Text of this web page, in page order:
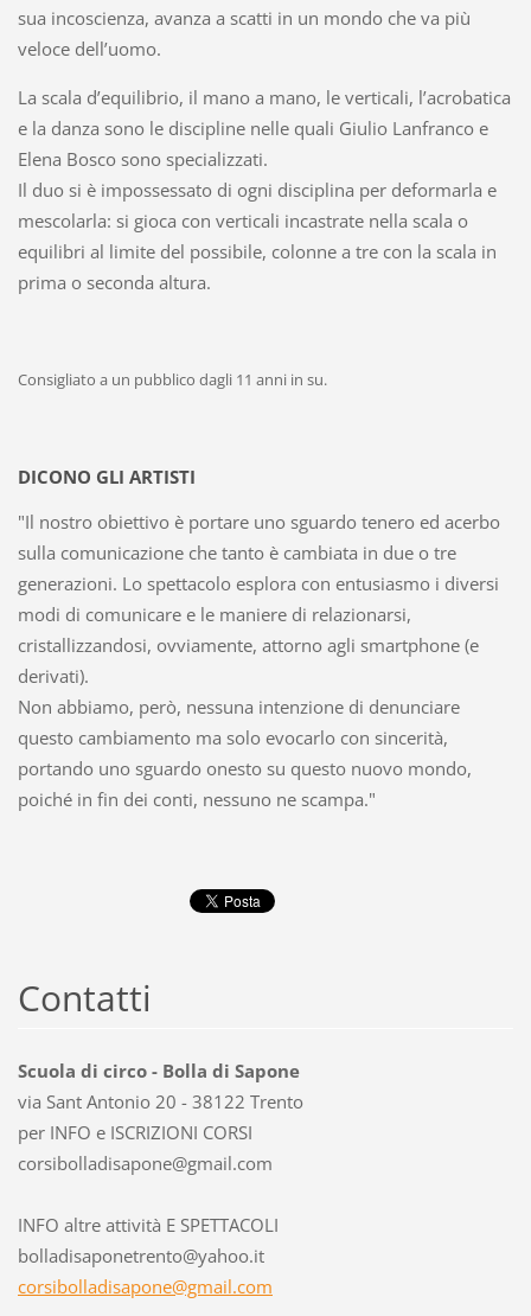
sua incoscienza, avanza a scatti in un mondo che va più
veloce dell’uomo.
La scala d’equilibrio, il mano a mano, le verticali, l’acrobatica
e la danza sono le discipline nelle quali Giulio Lanfranco e
Elena Bosco sono specializzati.
Il duo si è impossessato di ogni disciplina per deformarla e
mescolarla: si gioca con verticali incastrate nella scala o
equilibri al limite del possibile, colonne a tre con la scala in
prima o seconda altura.
Consigliato a un pubblico dagli 11 anni in su.
DICONO GLI ARTISTI
"Il nostro obiettivo è portare uno sguardo tenero ed acerbo
sulla comunicazione che tanto è cambiata in due o tre
generazioni. Lo spettacolo esplora con entusiasmo i diversi
modi di comunicare e le maniere di relazionarsi,
cristallizzandosi, ovviamente, attorno agli smartphone (e
derivati).
Non abbiamo, però, nessuna intenzione di denunciare
questo cambiamento ma solo evocarlo con sincerità,
portando uno sguardo onesto su questo nuovo mondo,
poiché in fin dei conti, nessuno ne scampa."
Contatti
Scuola di circo - Bolla di Sapone
via Sant Antonio 20 - 38122 Trento
per INFO e ISCRIZIONI CORSI
corsibolladisapone@gmail.com
INFO altre attività E SPETTACOLI
bolladisaponetrento@yahoo.it
corsibolladisapone@gmail.com